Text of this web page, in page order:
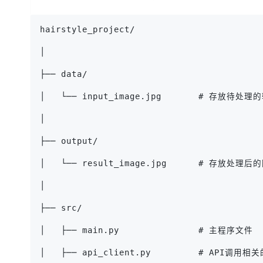
hairstyle_project/
├── data/
│   └── input_image.jpg       # 存放待处理的
├── output/
│   └── result_image.jpg      # 存放处理后的
├── src/
│   ├── main.py               # 主程序文件
│   ├── api_client.py         # API调用相关